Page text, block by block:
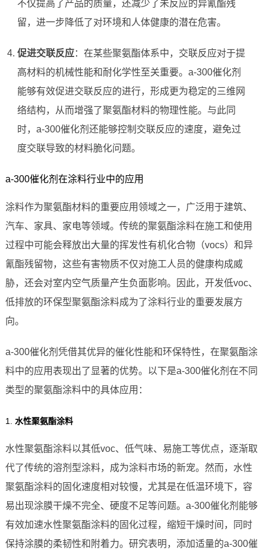
不仅提高了产品的质量，还减少了未反应的异氰酯残
留，进一步降低了对环境和人体健康的潜在危害。
促进交联反应：在某些聚氨酯体系中，交联反应对于提
高材料的机械性能和耐化学性至关重要。a-300催化剂
能够有效促进交联反应的进行，形成更为稳定的三维网
络结构，从而增强了聚氨酯材料的物理性能。与此同
时，a-300催化剂还能够控制交联反应的速度，避免过
度交联导致的材料脆化问题。
a-300催化剂在涂料行业中的应用
涂料作为聚氨酯材料的重要应用领域之一，广泛用于建筑、
汽车、家具、家电等领域。传统的聚氨酯涂料在施工和使用
过程中可能会释放出大量的挥发性有机化合物（vocs）和异
氰酯残留物，这些有害物质不仅对施工人员的健康构成威
胁，还会对室内空气质量产生负面影响。因此，开发低voc、
低排放的环保型聚氨酯涂料成为了涂料行业的重要发展方
向。
a-300催化剂凭借其优异的催化性能和环保特性，在聚氨酯涂
料中的应用表现出了显著的优势。以下是a-300催化剂在不同
类型的聚氨酯涂料中的具体应用：
1. 水性聚氨酯涂料
水性聚氨酯涂料以其低voc、低气味、易施工等优点，逐渐取
代了传统的溶剂型涂料，成为涂料市场的新宠。然而，水性
聚氨酯涂料的固化速度相对较慢，尤其是在低温环境下，容
易出现涂膜干燥不完全、硬度不足等问题。a-300催化剂能够
有效加速水性聚氨酯涂料的固化过程，缩短干燥时间，同时
保持涂膜的柔韧性和附着力。研究表明，添加适量的a-300催